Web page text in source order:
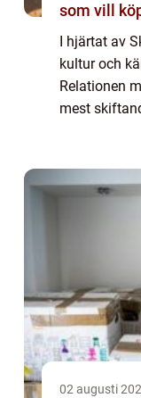
som vill
I hjärtat av
kultur och
Relationen
mest
02 augusti